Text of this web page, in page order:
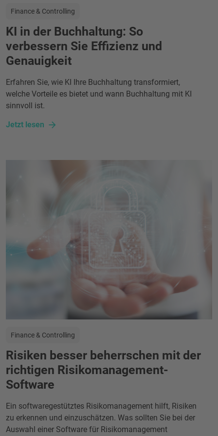
Finance & Controlling
KI in der Buchhaltung: So
verbessern Sie Effizienz und
Genauigkeit
Erfahren Sie, wie KI Ihre Buchhaltung transformiert,
welche Vorteile es bietet und wann Buchhaltung mit KI
sinnvoll ist.
Jetzt lesen
Finance & Controlling
Risiken besser beherrschen mit der
richtigen Risikomanagement-
Software
Ein softwaregestütztes Risikomanagement hilft, Risiken
zu erkennen und einzuschätzen. Was sollten Sie bei der
Auswahl einer Software für Risikomanagement